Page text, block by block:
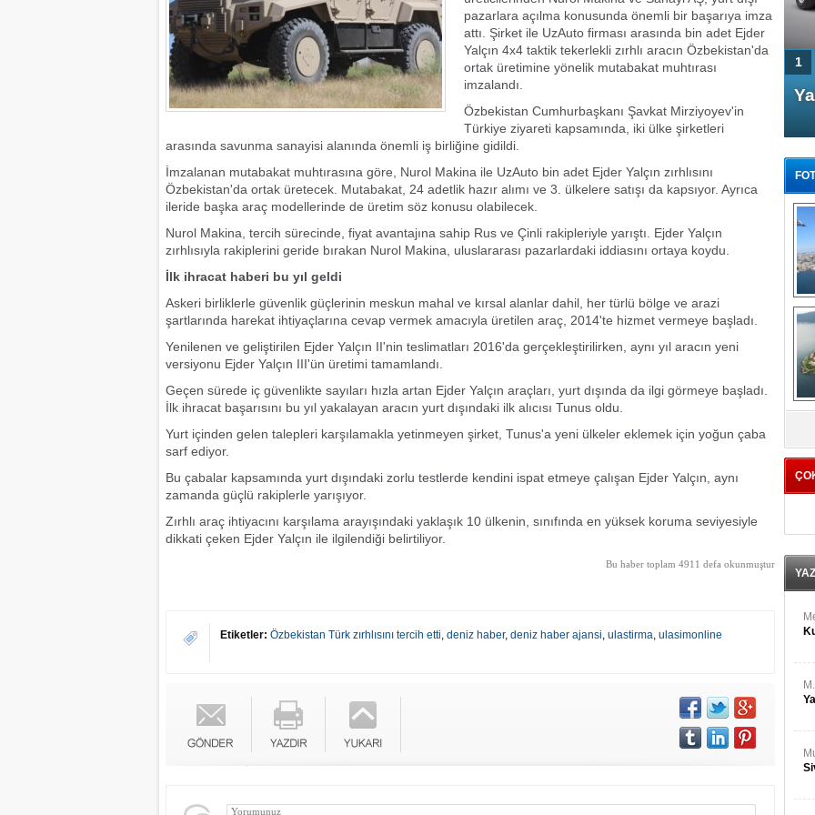
pazarlara açılma konusunda önemli bir başarıya imza
attı. Şirket ile UzAuto firması arasında bin adet Ejder
Yalçın 4x4 taktik tekerlekli zırhlı aracın Özbekistan'da
ortak üretimine yönelik mutabakat muhtırası
imzalandı.
Özbekistan Cumhurbaşkanı Şavkat Mirziyoyev'in
Türkiye ziyareti kapsamında, iki ülke şirketleri
arasında savunma sanayisi alanında önemli iş birliğine gidildi.
İmzalanan mutabakat muhtırasına göre, Nurol Makina ile UzAuto bin adet Ejder Yalçın zırhlısını
Özbekistan'da ortak üretecek. Mutabakat, 24 adetlik hazır alımı ve 3. ülkelere satışı da kapsıyor. Ayrıca
ileride başka araç modellerinde de üretim söz konusu olabilecek.
Nurol Makina, tercih sürecinde, fiyat avantajına sahip Rus ve Çinli rakipleriyle yarıştı. Ejder Yalçın
zırhlısıyla rakiplerini geride bırakan Nurol Makina, uluslararası pazarlardaki iddiasını ortaya koydu.
İlk ihracat haberi bu yıl geldi
Askeri birliklerle güvenlik güçlerinin meskun mahal ve kırsal alanlar dahil, her türlü bölge ve arazi
şartlarında harekat ihtiyaçlarına cevap vermek amacıyla üretilen araç, 2014'te hizmet vermeye başladı.
Yenilenen ve geliştirilen Ejder Yalçın II'nin teslimatları 2016'da gerçekleştirilirken, aynı yıl aracın yeni
versiyonu Ejder Yalçın III'ün üretimi tamamlandı.
Geçen sürede iç güvenlikte sayıları hızla artan Ejder Yalçın araçları, yurt dışında da ilgi görmeye başladı.
İlk ihracat başarısını bu yıl yakalayan aracın yurt dışındaki ilk alıcısı Tunus oldu.
Yurt içinden gelen talepleri karşılamakla yetinmeyen şirket, Tunus'a yeni ülkeler eklemek için yoğun çaba
sarf ediyor.
Bu çabalar kapsamında yurt dışındaki zorlu testlerde kendini ispat etmeye çalışan Ejder Yalçın, aynı
zamanda güçlü rakiplerle yarışıyor.
Zırhlı araç ihtiyacını karşılama arayışındaki yaklaşık 10 ülkenin, sınıfında en yüksek koruma seviyesiyle
dikkati çeken Ejder Yalçın ile ilgilendiği belirtiliyor.
Bu haber toplam 4911 defa okunmuştur
Etiketler: Özbekistan Türk zırhlısını tercih etti, deniz haber, deniz haber ajansi, ulastirma, ulasimonline
Türkiye'de satışa çıktı
1